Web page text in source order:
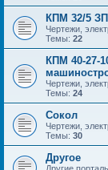
КПМ 32/5
Чертежи,
Темы: 22
КПМ 40-27-
Чертежи,
Темы: 24
Сокол
Чертежи,
Темы: 30
Другое